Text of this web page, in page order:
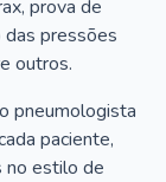
prova de
das pressões
outros.
pneumologista
paciente,
no estilo de